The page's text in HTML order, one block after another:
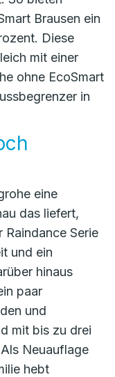
Brausen ein
Diese
mit einer
ohne EcoSmart
in
eine
das liefert,
Serie
und ein
hinaus
paar
und
mit bis zu drei
Neuauflage
hebt